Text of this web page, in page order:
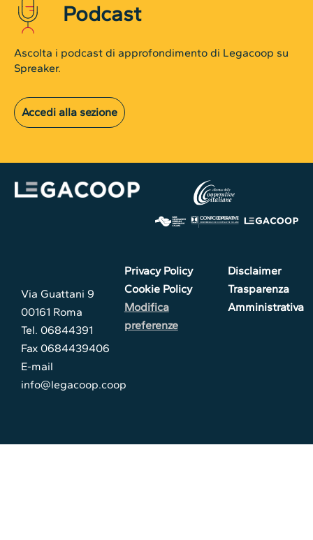
Podcast
Ascolta i podcast di approfondimento di Legacoop su
Spreaker.
Accedi alla sezione
Via Guattani 9
00161 Roma
Tel. 06844391
Fax 0684439406
E-mail
info@legacoop.coop
Privacy Policy
Cookie Policy
Modifica
preferenze
Disclaimer
Trasparenza
Amministrativa